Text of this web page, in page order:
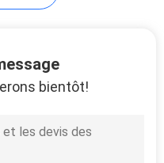
bientôt!